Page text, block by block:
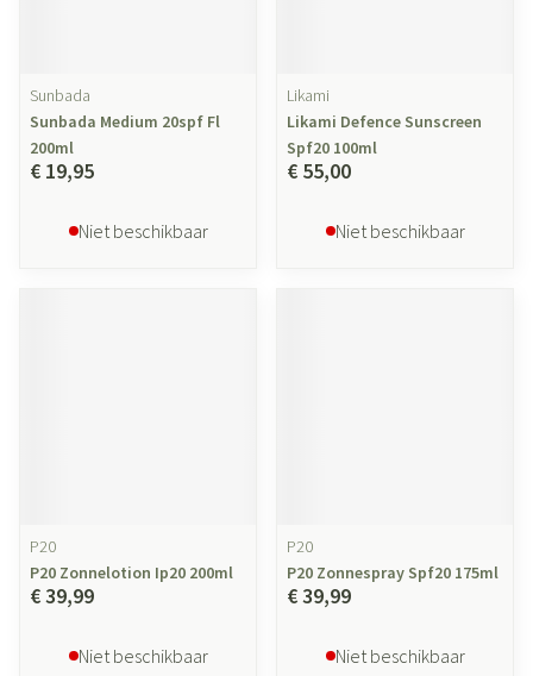
Sunbada
Sunbada Medium 20spf Fl
200ml
€ 19,95
Niet beschikbaar
Likami
Likami Defence Sunscreen
Spf20 100ml
€ 55,00
Niet beschikbaar
P20
P20 Zonnelotion Ip20 200ml
€ 39,99
Niet beschikbaar
P20
P20 Zonnespray Spf20 175ml
€ 39,99
Niet beschikbaar